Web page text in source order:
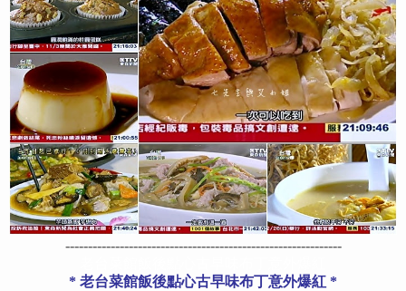
-------------------------------------------------------------
* 老台菜館飯後點心古早味布丁意外爆紅 *